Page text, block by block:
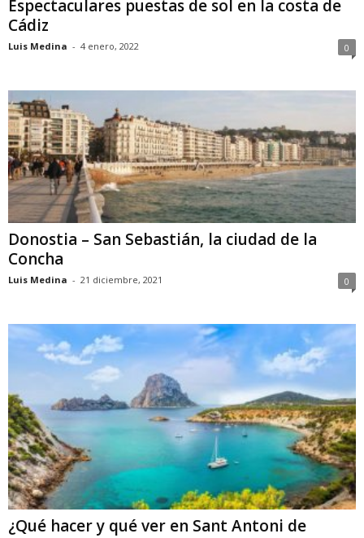
Espectaculares puestas de sol en la costa de
Cádiz
Luis Medina - 4 enero, 2022 0
Donostia – San Sebastián, la ciudad de la
Concha
Luis Medina - 21 diciembre, 2021 0
¿Qué hacer y qué ver en Sant Antoni de